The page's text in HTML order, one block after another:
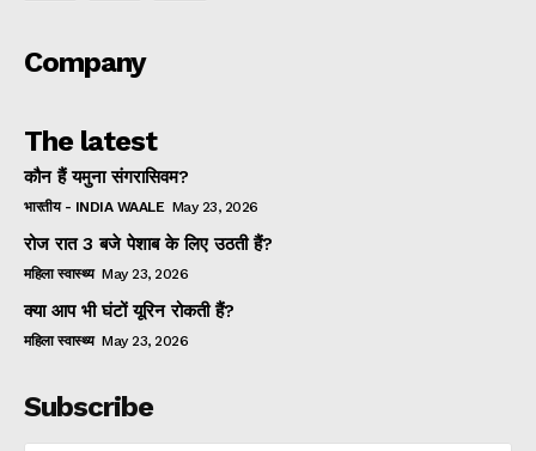
Company
The latest
कौन हैं यमुना संगरासिवम?
भारतीय - INDIA WAALE May 23, 2026
रोज रात 3 बजे पेशाब के लिए उठती हैं?
महिला स्वास्थ्य May 23, 2026
क्या आप भी घंटों यूरिन रोकती हैं?
महिला स्वास्थ्य May 23, 2026
Subscribe